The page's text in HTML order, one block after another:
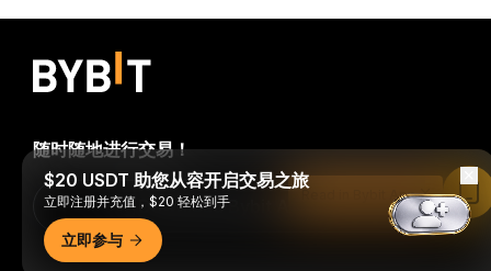
随时随地进行交易！
Download Bybit App
$20 USDT 助您从容开启交易之旅
立即注册并充值，$20 轻松到手
立即参与
Read in Bybit App